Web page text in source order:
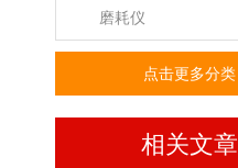
磨耗仪
点击更多分类
相关文章